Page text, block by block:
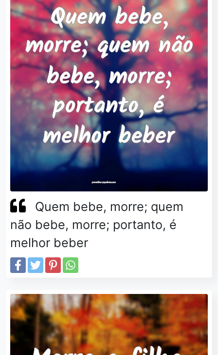
Quem bebe, morre; quem
não bebe, morre; portanto, é
melhor beber